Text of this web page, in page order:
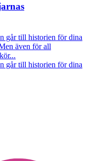
går till historien för dina
även för all
går till historien för dina